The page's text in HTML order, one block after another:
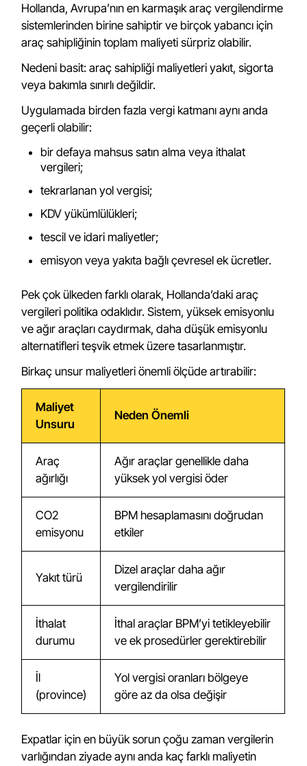
Hollanda, Avrupa’nın en karmaşık araç vergilendirme
sistemlerinden birine sahiptir ve birçok yabancı için
araç sahipliğinin toplam maliyeti sürpriz olabilir.
Nedeni basit: araç sahipliği maliyetleri yakıt, sigorta
veya bakımla sınırlı değildir.
Uygulamada birden fazla vergi katmanı aynı anda
geçerli olabilir:
bir defaya mahsus satın alma veya ithalat
vergileri;
tekrarlanan yol vergisi;
KDV yükümlülükleri;
tescil ve idari maliyetler;
emisyon veya yakıta bağlı çevresel ek ücretler.
Pek çok ülkeden farklı olarak, Hollanda’daki araç
vergileri politika odaklıdır. Sistem, yüksek emisyonlu
ve ağır araçları caydırmak, daha düşük emisyonlu
alternatifleri teşvik etmek üzere tasarlanmıştır.
Birkaç unsur maliyetleri önemli ölçüde artırabilir:
Maliyet
Unsuru
Neden Önemli
Araç
ağırlığı
Ağır araçlar genellikle daha
yüksek yol vergisi öder
CO2
emisyonu
BPM hesaplamasını doğrudan
etkiler
Yakıt türü
Dizel araçlar daha ağır
vergilendirilir
İthalat
durumu
İthal araçlar BPM’yi tetikleyebilir
ve ek prosedürler gerektirebilir
İl
(province)
Yol vergisi oranları bölgeye
göre az da olsa değişir
Expatlar için en büyük sorun çoğu zaman vergilerin
varlığından ziyade aynı anda kaç farklı maliyetin